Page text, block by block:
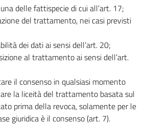
delle fattispecie di cui all’art. 17;
del trattamento, nei casi previsti
dei dati ai sensi dell’art. 20;
al trattamento ai sensi dell’art.
il consenso in qualsiasi momento
la liceità del trattamento basata sul
prima della revoca, solamente per le
giuridica è il consenso (art. 7).